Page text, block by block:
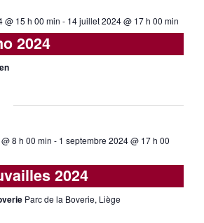
@ 15 h 00 min - 14 juillet 2024 @ 17 h 00 min
2024
8 h 00 min - 1 septembre 2024 @ 17 h 00
2024
Parc de la Boverie, Liège